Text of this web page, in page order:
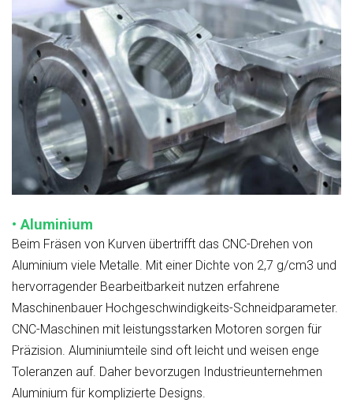
• Aluminium
Beim Fräsen von Kurven übertrifft das CNC-Drehen von
Aluminium viele Metalle. Mit einer Dichte von 2,7 g/cm3 und
hervorragender Bearbeitbarkeit nutzen erfahrene
Maschinenbauer Hochgeschwindigkeits-Schneidparameter.
CNC-Maschinen mit leistungsstarken Motoren sorgen für
Präzision. Aluminiumteile sind oft leicht und weisen enge
Toleranzen auf. Daher bevorzugen Industrieunternehmen
Aluminium für komplizierte Designs.